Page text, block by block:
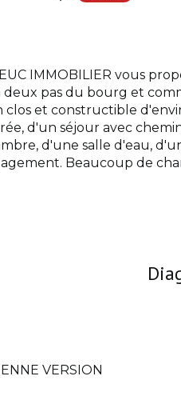
IMMOBILIER vous
deux pas du bourg et
clos et constructible
d'un séjour avec
d'une salle d'eau,
Beaucoup de
VERSION